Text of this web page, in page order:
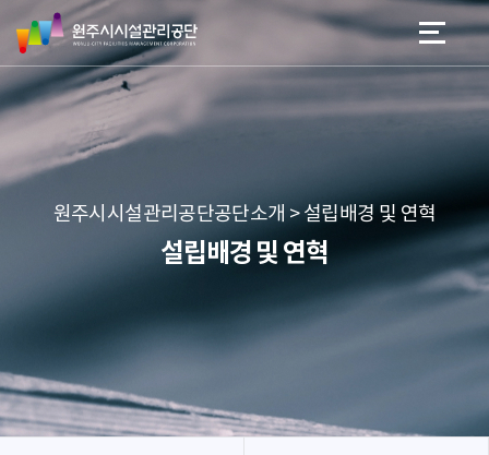
네
비
게
본문 바로가기
메뉴 바로가기
원
주
시
시
설
관
리
원주시시설관리공단공단소개 > 설립배경 및 연혁
설립배경 및 연혁